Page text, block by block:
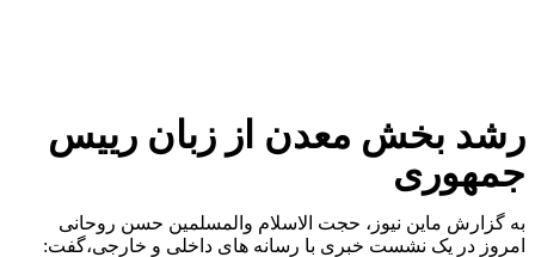
رشد بخش معدن از زبان رییس
جمهوری
به گزارش ماین نیوز، حجت الاسلام والمسلمین حسن روحانی
امروز در یک نشست خبری با رسانه های داخلی و خارجی،‌گفت: